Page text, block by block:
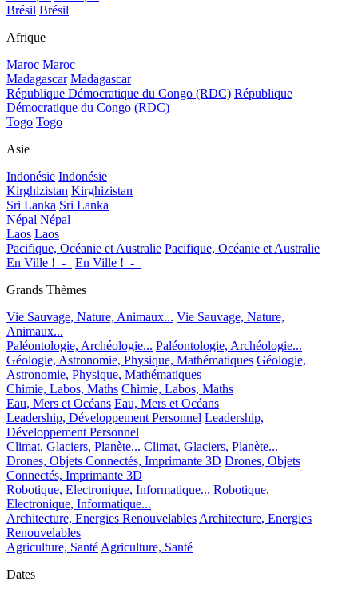
Brésil Brésil
Afrique
Maroc Maroc
Madagascar Madagascar
République Démocratique du Congo (RDC) République
Démocratique du Congo (RDC)
Togo Togo
Asie
Indonésie Indonésie
Kirghizistan Kirghizistan
Sri Lanka Sri Lanka
Népal Népal
Laos Laos
Pacifique, Océanie et Australie Pacifique, Océanie et Australie
En Ville !_-_
En Ville !_-_
Grands Thèmes
Vie Sauvage, Nature, Animaux... Vie Sauvage, Nature,
Animaux...
Paléontologie, Archéologie... Paléontologie, Archéologie...
Géologie, Astronomie, Physique, Mathématiques Géologie,
Astronomie, Physique, Mathématiques
Chimie, Labos, Maths Chimie, Labos, Maths
Eau, Mers et Océans Eau, Mers et Océans
Leadership, Développement Personnel Leadership,
Développement Personnel
Climat, Glaciers, Planète... Climat, Glaciers, Planète...
Drones, Objets Connectés, Imprimante 3D Drones, Objets
Connectés, Imprimante 3D
Robotique, Electronique, Informatique... Robotique,
Electronique, Informatique...
Architecture, Energies Renouvelables Architecture, Energies
Renouvelables
Agriculture, Santé Agriculture, Santé
Dates